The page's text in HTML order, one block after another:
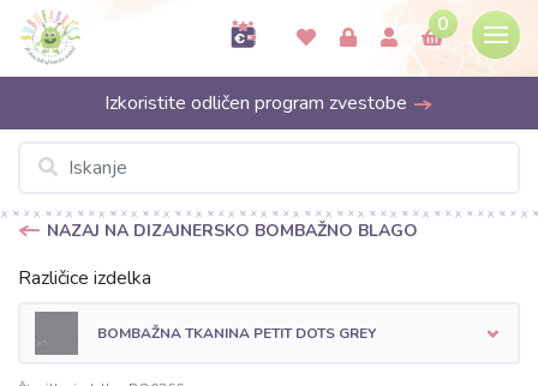
0
Izkoristite odličen program zvestobe
NAZAJ NA DIZAJNERSKO BOMBAŽNO BLAGO
Različice izdelka
BOMBAŽNA TKANINA PETIT DOTS GREY